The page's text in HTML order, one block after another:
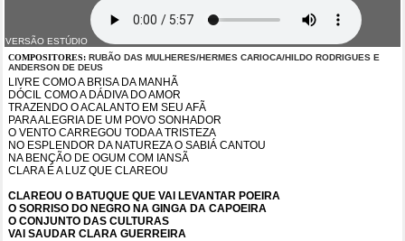
VERSÃO ESTÚDIO
COMPOSITORES: RUBÃO DAS MULHERES/HERMES CARIOCA/HILDO RODRIGUES E
ANDERSON DE DEUS
LIVRE COMO A BRISA DA MANHÃ
DÓCIL COMO A DÁDIVA DO AMOR
TRAZENDO O ACALANTO EM SEU AFÃ
PARA ALEGRIA DE UM POVO SONHADOR
O VENTO CARREGOU TODA A TRISTEZA
NO ESPLENDOR DA NATUREZA O SABIÁ CANTOU
NA BENÇÃO DE OGUM COM IANSÃ
CLARA É A LUZ QUE CLAREOU
CLAREOU O BATUQUE QUE VAI LEVANTAR POEIRA
O SORRISO DO NEGRO NA GINGA DA CAPOEIRA
O CONJUNTO DAS CULTURAS
VAI SAUDAR CLARA GUERREIRA